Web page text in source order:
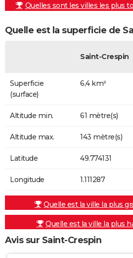
Quelles sont les villes les plus
Quelle est la superficie de
Saint-Crespin
Superficie
(surface)
6,4 km²
Altitude min. 61 mètre(s)
Altitude max. 143 mètre(s)
Latitude 49.774131
Longitude 1.111287
Quelle est la ville la plus
Quelle est la ville la plus
Avis sur Saint-Crespin